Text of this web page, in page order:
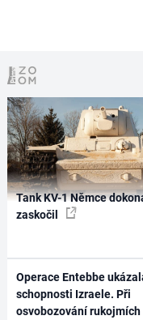
Tank KV-1 Němce
zaskočil
Operace Entebbe
schopnosti Izraele. Při
osvobozování